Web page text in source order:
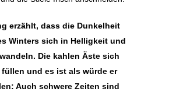
erzählt, dass die Dunkelheit
Winters sich in Helligkeit und
Die kahlen Äste sich
füllen und es ist als würde er
Auch schwere Zeiten sind